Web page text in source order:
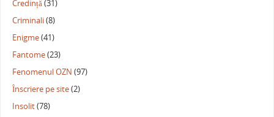
Credință(31)
Criminali(8)
Enigme(41)
Fantome(23)
Fenomenul OZN (97)
Înscriere pe site(2)
Insolit(78)